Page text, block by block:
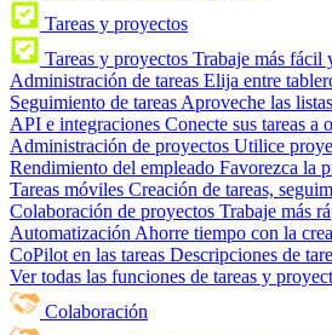
Tareas y proyectos
Tareas y proyectos Trabaje más fácil
Administración de tareas Elija entre
Seguimiento de tareas Aproveche las
API e integraciones Conecte sus tareas a
Administración de proyectos Utilice
Rendimiento del empleado Favorezca la
Tareas móviles Creación de tareas,
Colaboración de proyectos Trabaje más
Automatización Ahorre tiempo con la
CoPilot en las tareas Descripciones de
Ver todas las funciones de tareas y
Colaboración